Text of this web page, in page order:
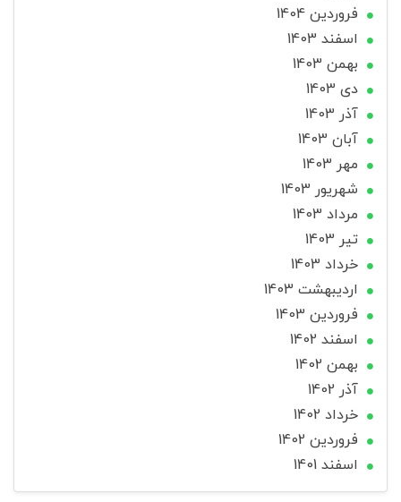
فروردین 1404
اسفند 1403
بهمن 1403
دی 1403
آذر 1403
آبان 1403
مهر 1403
شهریور 1403
مرداد 1403
تير 1403
خرداد 1403
ارديبهشت 1403
فروردین 1403
اسفند 1402
بهمن 1402
آذر 1402
خرداد 1402
فروردین 1402
اسفند 1401